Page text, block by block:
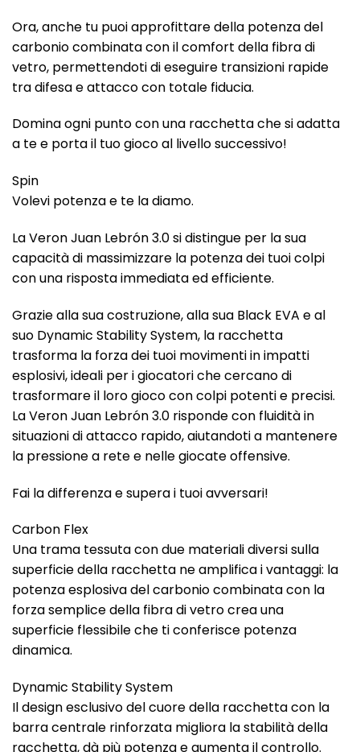
Ora, anche tu puoi approfittare della potenza del
carbonio combinata con il comfort della fibra di
vetro, permettendoti di eseguire transizioni rapide
tra difesa e attacco con totale fiducia.
Domina ogni punto con una racchetta che si adatta
a te e porta il tuo gioco al livello successivo!
Spin
Volevi potenza e te la diamo.
La Veron Juan Lebrón 3.0 si distingue per la sua
capacità di massimizzare la potenza dei tuoi colpi
con una risposta immediata ed efficiente.
Grazie alla sua costruzione, alla sua Black EVA e al
suo Dynamic Stability System, la racchetta
trasforma la forza dei tuoi movimenti in impatti
esplosivi, ideali per i giocatori che cercano di
trasformare il loro gioco con colpi potenti e precisi.
La Veron Juan Lebrón 3.0 risponde con fluidità in
situazioni di attacco rapido, aiutandoti a mantenere
la pressione a rete e nelle giocate offensive.
Fai la differenza e supera i tuoi avversari!
Carbon Flex
Una trama tessuta con due materiali diversi sulla
superficie della racchetta ne amplifica i vantaggi: la
potenza esplosiva del carbonio combinata con la
forza semplice della fibra di vetro crea una
superficie flessibile che ti conferisce potenza
dinamica.
Dynamic Stability System
Il design esclusivo del cuore della racchetta con la
barra centrale rinforzata migliora la stabilità della
racchetta, dà più potenza e aumenta il controllo.